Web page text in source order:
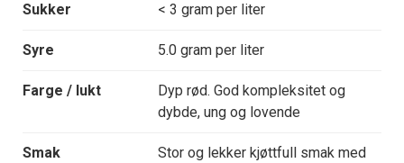
Sukker < 3 gram per liter
Syre 5.0 gram per liter
Farge / lukt
Dyp rød. God kompleksitet og
dybde, ung og lovende
Smak
Stor og lekker kjøttfull smak med